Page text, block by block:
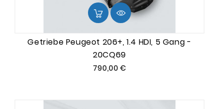
Getriebe Peugeot 206+, 1.4 HDI, 5 Gang -
20CQ69
790,00 €